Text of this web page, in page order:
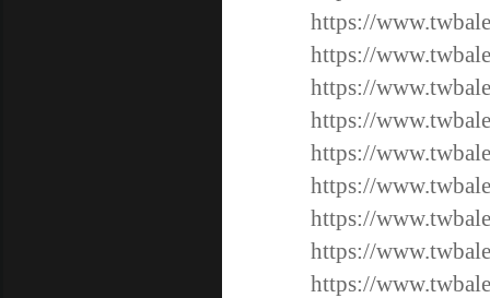
https://
https://
https://
https://
https://
https://
https://
https://
https://